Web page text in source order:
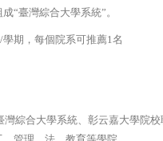
“臺灣綜合大學系統”。
期，每個院系可推薦1名
灣綜合大學系統、彰云嘉大學院